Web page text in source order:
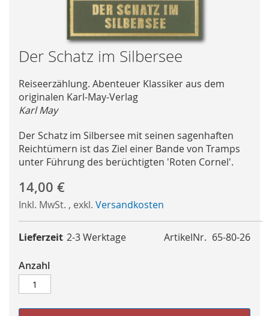
Skip
to
the
beginning
of
the
images
gallery
Der Schatz im Silbersee
Reiseerzählung. Abenteuer Klassiker aus dem
originalen Karl-May-Verlag
Karl May
Der Schatz im Silbersee mit seinen sagenhaften
Reichtümern ist das Ziel einer Bande von Tramps
unter Führung des berüchtigten 'Roten Cornel'.
14,00 €
Inkl. MwSt. , exkl. Versandkosten
ArtikelNr. 65-80-26
Lieferzeit 2-3 Werktage
Anzahl